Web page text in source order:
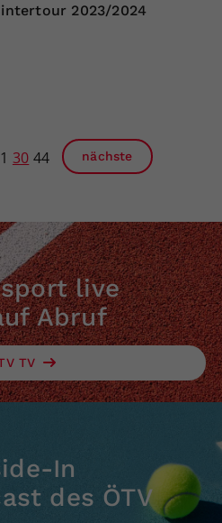
2023/2024
1 30 44 nächste
live
Abruf
TV
In
des ÖTV